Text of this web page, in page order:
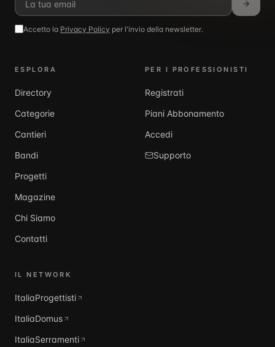
Accetto la Privacy Policy per l'invio della newsletter.
ESPLORA
Directory
Categorie
Cantieri
Bandi
Progetti
Magazine
Chi Siamo
Contatti
PER I PROFESSIONISTI
Registrati
Piani Abbonamento
Accedi
Supporto
IL NETWORK
ItaliaProgettisti
ItaliaDomus
ItaliaSerramenti